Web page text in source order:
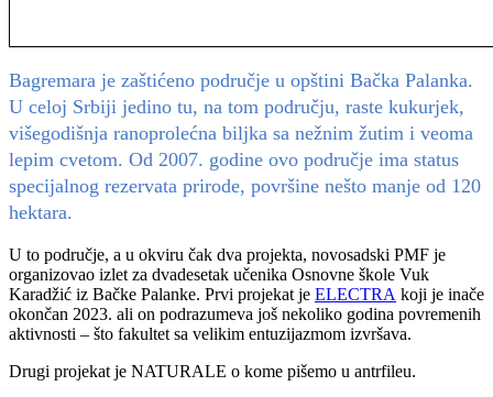
Bagremara je zaštićeno područje u opštini Bačka Palanka.
U celoj Srbiji jedino tu, na tom području, raste kukurjek,
višegodišnja ranoprolećna biljka sa nežnim žutim i veoma
lepim cvetom. Od 2007. godine ovo područje ima status
specijalnog rezervata prirode, površine nešto manje od 120
hektara.
U to područje, a u okviru čak dva projekta, novosadski PMF je
organizovao izlet za dvadesetak učenika Osnovne škole Vuk
Karadžić iz Bačke Palanke. Prvi projekat je ELECTRA koji je inače
okončan 2023. ali on podrazumeva još nekoliko godina povremenih
aktivnosti – što fakultet sa velikim entuzijazmom izvršava.
Drugi projekat je NATURALE o kome pišemo u antrfileu.